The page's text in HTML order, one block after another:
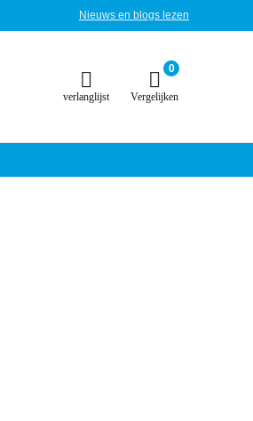
Nieuws en blogs lezen
verlanglijst
0
Vergelijken